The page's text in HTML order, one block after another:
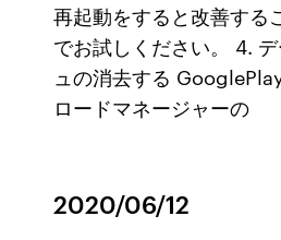
再起動をすると改善する
でお試しください。 4.
ュの消去する
ロードマネージャーの
2020/06/12